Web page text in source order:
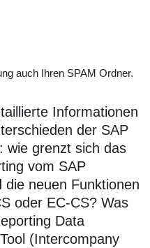
auch Ihren SPAM Ordner.
Informationen
der SAP
wie grenzt sich das
vom SAP
die neuen Funktionen
oder EC-CS? Was
Data
(Intercompany